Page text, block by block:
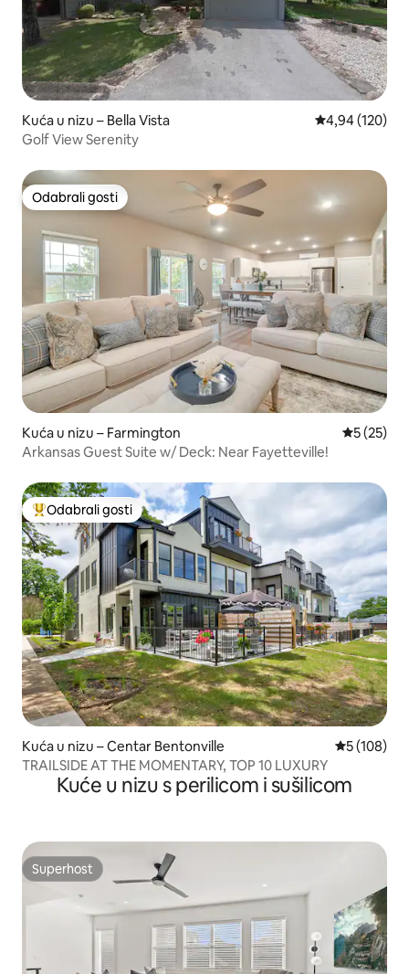
Kuća u nizu – Bella Vista Prosječna
4,94 (120)
Golf View Serenity
Odabrali gosti
Odabrali gosti
Kuća u nizu – Farmington Prosječna
5 (25)
Arkansas Guest Suite w/ Deck: Near Fayetteville!
Među najviše rangiranima s oznakom „Odabrali gosti”
Odabrali gosti
Kuća u nizu – Centar Bentonville Prosječna
5 (108)
TRAILSIDE AT THE MOMENTARY, TOP 10 LUXURY
Kuće u nizu s perilicom i sušilicom
Superhost
Superhost